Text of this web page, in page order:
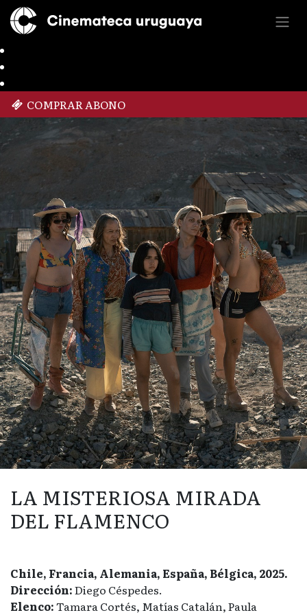
COMPRAR ABONO
LA MISTERIOSA MIRADA
DEL FLAMENCO
Chile, Francia, Alemania, España, Bélgica, 2025.
Dirección:Diego Céspedes.
Elenco:Tamara Cortés, Matías Catalán, Paula